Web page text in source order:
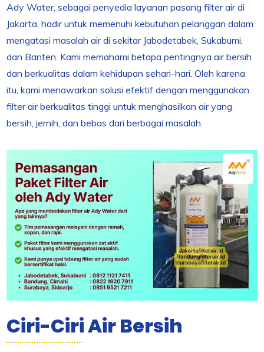
Ady Water, sebagai penyedia layanan pasang filter air di
Jakarta, hadir untuk memenuhi kebutuhan pelanggan dalam
mengatasi masalah air di sekitar Jabodetabek, Sukabumi,
dan Banten. Kami memahami betapa pentingnya air bersih
dan berkualitas dalam kehidupan sehari-hari. Oleh karena
itu, kami menawarkan solusi efektif dengan menggunakan
filter air berkualitas tinggi untuk menghasilkan air yang
bersih, jernih, dan bebas dari berbagai masalah.
Ciri-Ciri Air Bersih